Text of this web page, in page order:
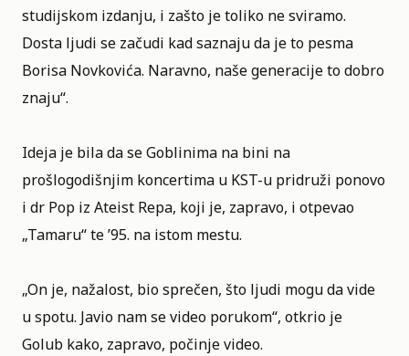
studijskom izdanju, i zašto je toliko ne sviramo.
Dosta ljudi se začudi kad saznaju da je to pesma
Borisa Novkovića. Naravno, naše generacije to dobro
znaju“.
Ideja je bila da se Goblinima na bini na
prošlogodišnjim koncertima u KST-u pridruži ponovo
i dr Pop iz Ateist Repa, koji je, zapravo, i otpevao
„Tamaru“ te ’95. na istom mestu.
„On je, nažalost, bio sprečen, što ljudi mogu da vide
u spotu. Javio nam se video porukom“, otkrio je
Golub kako, zapravo, počinje video.